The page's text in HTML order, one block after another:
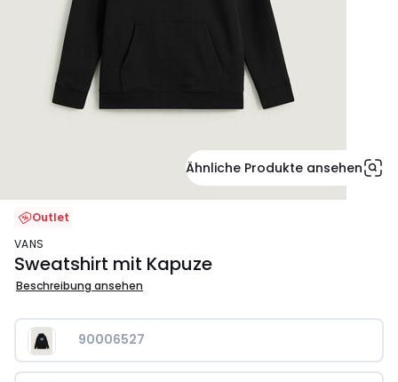
Ähnliche Produkte ansehen
Outlet
VANS
Sweatshirt mit Kapuze
Beschreibung ansehen
90006527